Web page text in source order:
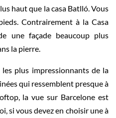
haut que la casa Batlló. Vous
Contrairement à la Casa
une façade beaucoup plus
la pierre.
plus impressionnants de la
qui ressemblent presque à
la vue sur Barcelone est
si vous devez en choisir une à